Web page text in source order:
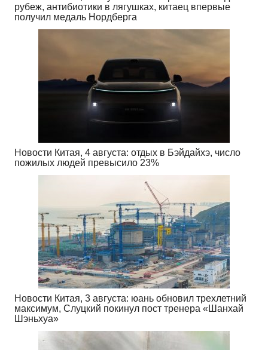
рубеж, антибиотики в лягушках, китаец впервые
получил медаль Нордберга
Новости Китая, 4 августа: отдых в Бэйдайхэ, число
пожилых людей превысило 23%
Новости Китая, 3 августа: юань обновил трехлетний
максимум, Слуцкий покинул пост тренера «Шанхай
Шэньхуа»